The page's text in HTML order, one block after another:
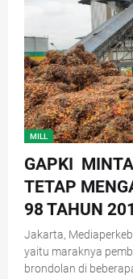
MILL
GAPKI
TETAP
98 TAHUN
Jakarta,
yaitu maraknya
brondolan di